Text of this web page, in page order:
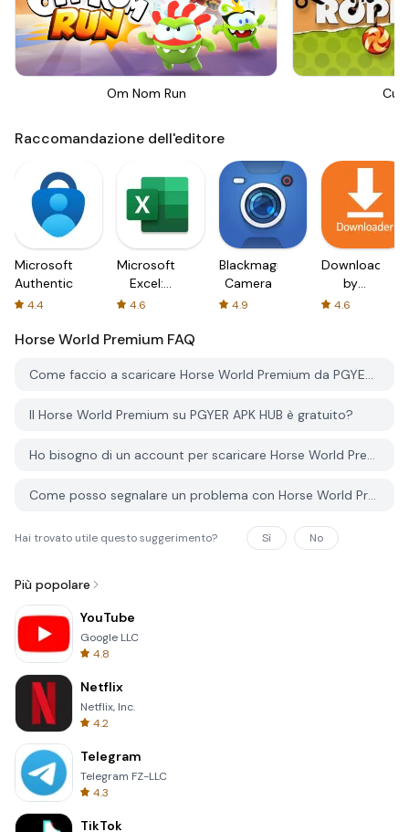
Om Nom Run Cut
Raccomandazione dell'editore
Microsoft
Authenticator
4.4
Microsoft
Excel:
Spreadsheets
4.6
Blackmagic
Camera
4.9
Downloader
by
AFTVnews
4.6
Horse World Premium FAQ
Come faccio a scaricare Horse World Premium da PGYER APK HUB?
Il Horse World Premium su PGYER APK HUB è gratuito?
Ho bisogno di un account per scaricare Horse World Premium da PGYER APK HUB?
Come posso segnalare un problema con Horse World Premium su PGYER APK HUB?
Hai trovato utile questo suggerimento? Sì No
Più popolare
YouTube
Google LLC
4.8
Netflix
Netflix, Inc.
4.2
Telegram
Telegram FZ-LLC
4.3
TikTok